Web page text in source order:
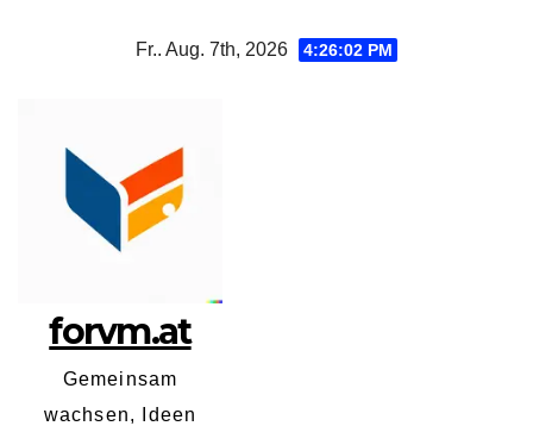
Fr.. Aug. 7th, 2026 4:26:03 PM
forvm.at
Gemeinsam
wachsen, Ideen